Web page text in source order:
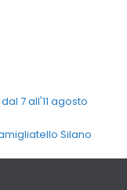
7 all'11 agosto
Silano